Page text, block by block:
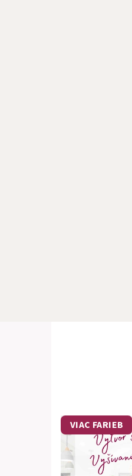
VIAC FARIEB